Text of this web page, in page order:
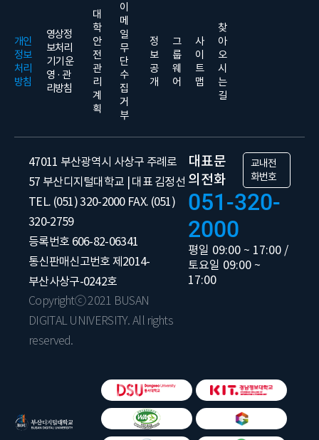
개인
정보
처리
방침
영상정
보처리
기기 운
영 · 관
리방침
대
학
안
전
관
리
계
획
이
메
일
무
단
수
집
거
부
정
보
공
개
그
룹
웨
어
사
이
트
맵
찾
아
오
시
는
길
47011 부산광역시 사상구 주례로
57 부산디지털대학교 | 대표 김정선
TEL. (051) 320-2000 FAX. (051)
320-2759
등록번호 606-82-06341
통신판매신고번호 제2014-
부산사상구-0242호
Copyrightⓒ 2021 BUSAN
DIGITAL UNIVERSITY. All rights
reserved.
대표문
의전화
교내전
화번호
051-320-
2000
평일 09:00 ~ 17:00 /
토요일 09:00 ~
17:00